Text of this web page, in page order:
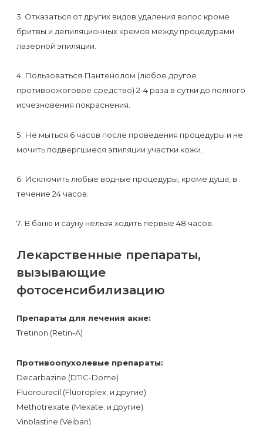
3. Отказаться от других видов удаления волос кроме
бритвы и депиляционных кремов между процедурами
лазерной эпиляции.
4. Пользоваться Пантенолом (любое другое
противоожоговое средство) 2-4 раза в сутки до полного
исчезновения покраснения.
5. Не мыться 6 часов после проведения процедуры и не
мочить подвергшиеся эпиляции участки кожи.
6. Исключить любые водные процедуры, кроме душа, в
течение 24 часов.
7. В баню и сауну нельзя ходить первые 48 часов.
Лекарственные препараты,
вызывающие
фотосенсибилизацию
Препараты для лечения акне:
Tretinon (Retin-A)
Противоопухолевые препараты:
Decarbazine (DTIC-Dome)
Fluorouracil (Fluoroplex; и другие)
Methotrexate (Mexate: и другие)
Vinblastine (Veiban)